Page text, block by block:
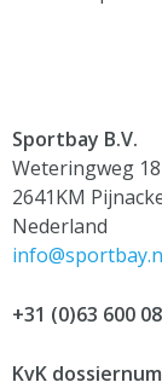
Sportbay B.V.
Weteringweg 18
2641KM
Nederland
+31 (0)63 600
KvK